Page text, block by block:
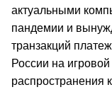
актуальными
пандемии и
транзакций
России на
распространения